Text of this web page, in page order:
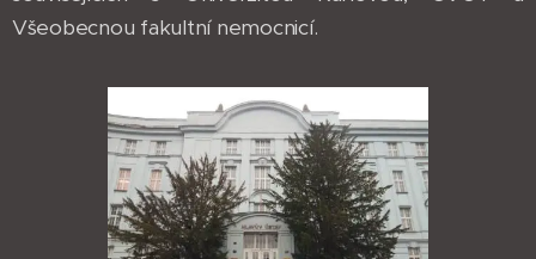
Všeobecnou fakultní nemocnicí.